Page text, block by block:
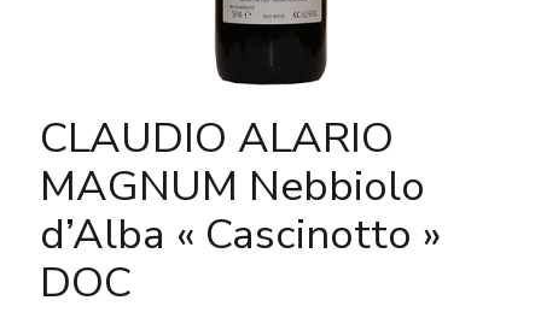
CLAUDIO ALARIO
MAGNUM Nebbiolo
d’Alba « Cascinotto »
DOC